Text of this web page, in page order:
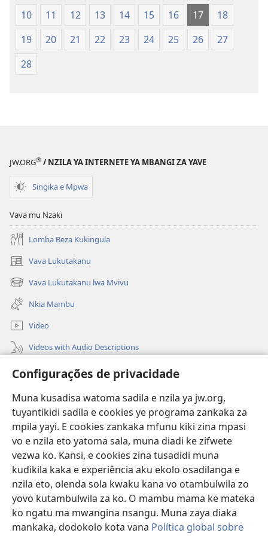
Configurações de privacidade
Muna kusadisa watoma sadila e nzila ya jw.org,
tuyantikidi sadila e cookies ye programa zankaka za
mpila yayi. E cookies zankaka mfunu kiki zina mpasi
vo e nzila eto yatoma sala, muna diadi ke zifwete
vezwa ko. Kansi, e cookies zina tusadidi muna
kudikila kaka e experiência aku ekolo osadilanga e
nzila eto, olenda sola kwaku kana vo otambulwila zo
yovo kutambulwila za ko. O mambu mama ke mateka
ko ngatu ma mwangina nsangu. Muna zaya diaka
mankaka, dodokolo kota vana Política global sobre
10
11 12 13 14 15 16 17
18
19
20 21 22 23 24 25 26
27
28
JW.ORG® / NZILA YA INTERNETE YA MBANGI ZA YAVE
Singika e Mpwa
Vava mu Nzaki
Lomba Beza Kukingula
Vava Lukutakanu
(opens
new
window)
Vava Lukutakanu lwa Mvivu
(opens
new
window)
Nkia Mambu
Video
Videos with Audio Descriptions
Vavulula
(opens
new
window)LUNDILU DIA NKANDA mia Mbangi za Yave mu Internete™
(opens
new
window)JW Hub
(opens
new
window)Aplicativo JW Library ®